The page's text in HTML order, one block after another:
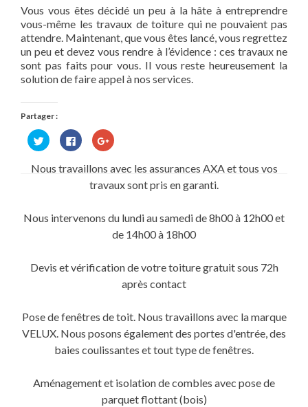
Vous vous êtes décidé un peu à la hâte à entreprendre
vous-même les travaux de toiture qui ne pouvaient pas
attendre. Maintenant, que vous êtes lancé, vous regrettez
un peu et devez vous rendre à l’évidence : ces travaux ne
sont pas faits pour vous. Il vous reste heureusement la
solution de faire appel à nos services.
Partager :
Cliquez
pour
partager
Twitter(ouvre
Cliquez
pour
partager
sur
Facebook(ouvre
dans
une
Cliquez
pour
Google+
dans
fenêtre)
Nous travaillons avec les assurances AXA et tous vos
travaux sont pris en garanti.
Nous intervenons du lundi au samedi de 8h00 à 12h00 et
de 14h00 à 18h00
Devis et vérification de votre toiture gratuit sous 72h
après contact
Pose de fenêtres de toit. Nous travaillons avec la marque
VELUX. Nous posons également des portes d'entrée, des
baies coulissantes et tout type de fenêtres.
Aménagement et isolation de combles avec pose de
parquet flottant (bois)